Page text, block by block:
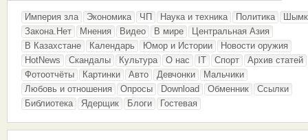
Империя зла Экономика ЧП Наука и техника Политика
Закона.Нет
Мнения Видео В мире
Центральная Азия
В Казахстане
Календарь Юмор и Истории
Новости оружия
HotNews
Скандалы Культура О нас IT Спорт
Архив статей
Фотоотчёты
Картинки Авто Девчонки
Мальчики
Любовь и отношения
Опросы Download Обменник
Ссылки
Библиотека
Ядерщик Блоги Гостевая